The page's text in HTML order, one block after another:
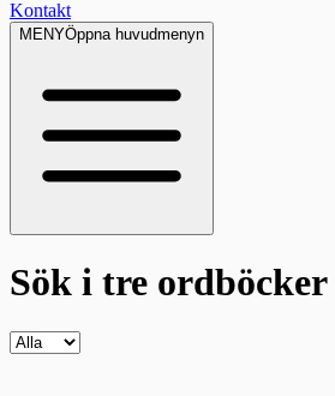
Kontakt
MENYÖppna huvudmenyn
Sök i tre ordböcker